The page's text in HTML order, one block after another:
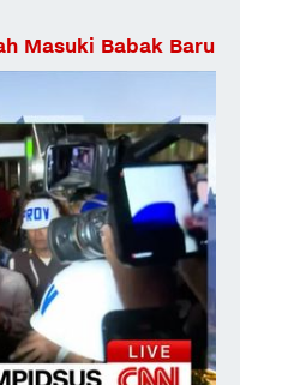
Masuki Babak Baru